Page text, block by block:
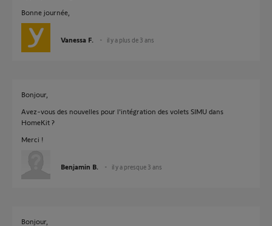
Bonne journée,
Vanessa F. il y a plus de 3 ans
Bonjour,
Avez-vous des nouvelles pour l'intégration des volets SIMU dans
HomeKit ?
Merci !
Benjamin B. il y a presque 3 ans
Bonjour,